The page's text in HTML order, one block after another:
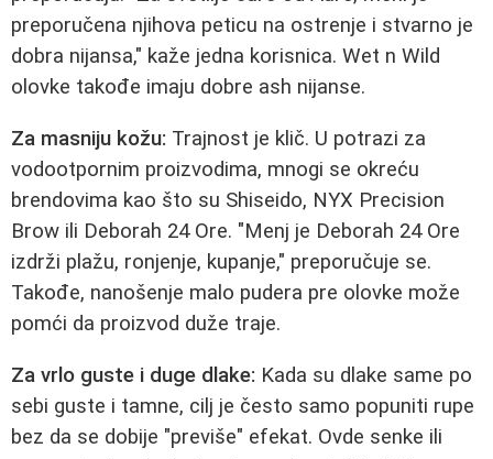
preporučena njihova peticu na ostrenje i stvarno je
dobra nijansa," kaže jedna korisnica. Wet n Wild
olovke takođe imaju dobre ash nijanse.
Za masniju kožu: Trajnost je klič. U potrazi za
vodootpornim proizvodima, mnogi se okreću
brendovima kao što su Shiseido, NYX Precision
Brow ili Deborah 24 Ore. "Menj je Deborah 24 Ore
izdrži plažu, ronjenje, kupanje," preporučuje se.
Takođe, nanošenje malo pudera pre olovke može
pomći da proizvod duže traje.
Za vrlo guste i duge dlake: Kada su dlake same po
sebi guste i tamne, cilj je često samo popuniti rupe
bez da se dobije "previše" efekat. Ovde senke ili